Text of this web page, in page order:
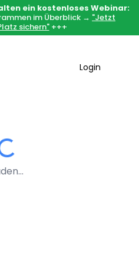
ein kostenloses Webinar:
im Überblick → "Jetzt
sichern" +++
Login